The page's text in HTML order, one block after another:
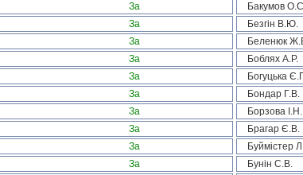
За Бакумов
За Безгін В.Ю.
За Беленюк
За Боблях А.Р.
За Богуцька
За Бондар Г.В.
За Борзова І.Н.
За Брагар Є.В.
За Буймістер
За Бунін С.В.